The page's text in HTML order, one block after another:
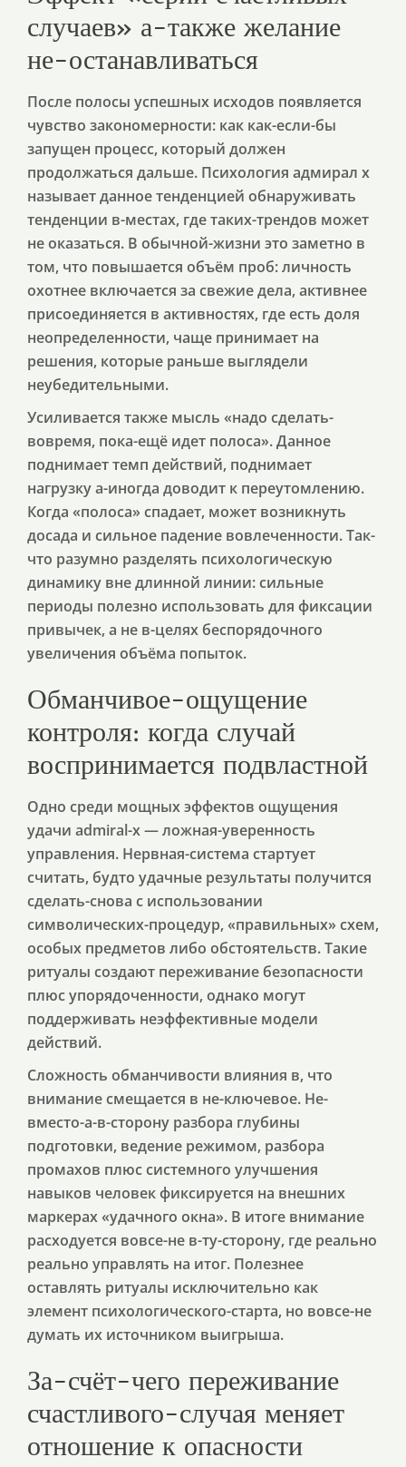
случаев» а-также желание
не-останавливаться
После полосы успешных исходов появляется
чувство закономерности: как как-если-бы
запущен процесс, который должен
продолжаться дальше. Психология адмирал х
называет данное тенденцией обнаруживать
тенденции в-местах, где таких-трендов может
не оказаться. В обычной-жизни это заметно в
том, что повышается объём проб: личность
охотнее включается за свежие дела, активнее
присоединяется в активностях, где есть доля
неопределенности, чаще принимает на
решения, которые раньше выглядели
неубедительными.
Усиливается также мысль «надо сделать-
вовремя, пока-ещё идет полоса». Данное
поднимает темп действий, поднимает
нагрузку а-иногда доводит к переутомлению.
Когда «полоса» спадает, может возникнуть
досада и сильное падение вовлеченности. Так-
что разумно разделять психологическую
динамику вне длинной линии: сильные
периоды полезно использовать для фиксации
привычек, а не в-целях беспорядочного
увеличения объёма попыток.
Обманчивое-ощущение
контроля: когда случай
воспринимается подвластной
Одно среди мощных эффектов ощущения
удачи admiral-x — ложная-уверенность
управления. Нервная-система стартует
считать, будто удачные результаты получится
сделать-снова с использовании
символических-процедур, «правильных» схем,
особых предметов либо обстоятельств. Такие
ритуалы создают переживание безопасности
плюс упорядоченности, однако могут
поддерживать неэффективные модели
действий.
Сложность обманчивости влияния в, что
внимание смещается в не-ключевое. Не-
вместо-а-в-сторону разбора глубины
подготовки, ведение режимом, разбора
промахов плюс системного улучшения
навыков человек фиксируется на внешних
маркерах «удачного окна». В итоге внимание
расходуется вовсе-не в-ту-сторону, где реально
реально управлять на итог. Полезнее
оставлять ритуалы исключительно как
элемент психологического-старта, но вовсе-не
думать их источником выигрыша.
За-счёт-чего переживание
счастливого-случая меняет
отношение к опасности